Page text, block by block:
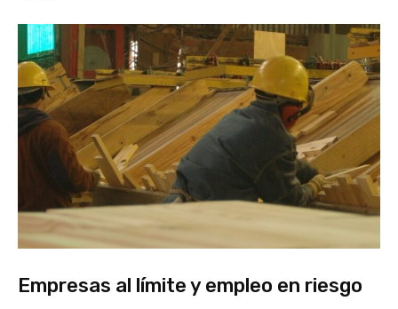
Empresas al límite y empleo en riesgo